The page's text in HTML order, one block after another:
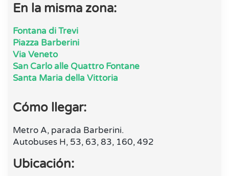
En la misma zona:
Fontana di Trevi
Piazza Barberini
Via Veneto
San Carlo alle Quattro Fontane
Santa Maria della Vittoria
Cómo llegar:
Metro A, parada Barberini.
Autobuses H, 53, 63, 83, 160, 492
Ubicación: